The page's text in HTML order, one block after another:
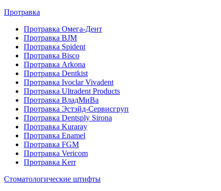
Протравка
Протравка Омега-Дент
Протравка BJM
Протравка Spident
Протравка Bisco
Протравка Arkona
Протравка Dentkist
Протравка Ivoclar Vivadent
Протравка Ultradent Products
Протравка ВладМиВа
Протравка Эстэйд-Сервисгруп
Протравка Dentsply Sirona
Протравка Kuraray
Протравка Enamel
Протравка FGM
Протравка Vericom
Протравка Kerr
Стоматологические штифты